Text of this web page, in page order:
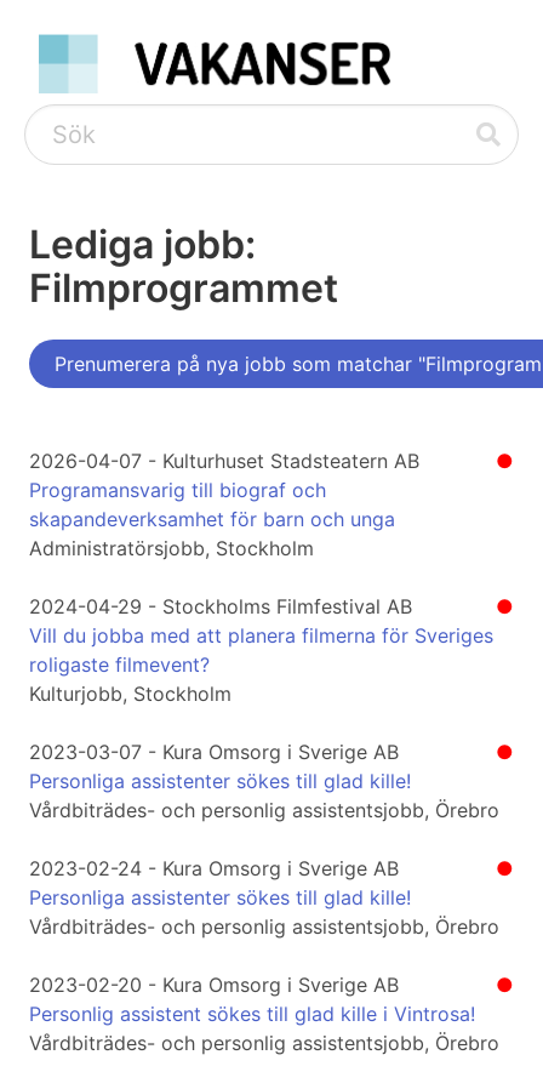
Lediga jobb:
Filmprogrammet
Prenumerera på nya jobb som matchar
●
2026-04-07 - Kulturhuset Stadsteatern AB
Programansvarig till biograf och
skapandeverksamhet för barn och unga
Administratörsjobb, Stockholm
●
2024-04-29 - Stockholms Filmfestival AB
Vill du jobba med att planera filmerna för Sveriges
roligaste filmevent?
Kulturjobb, Stockholm
●
2023-03-07 - Kura Omsorg i Sverige AB
Personliga assistenter sökes till glad kille!
Vårdbiträdes- och personlig assistentsjobb, Örebro
●
2023-02-24 - Kura Omsorg i Sverige AB
Personliga assistenter sökes till glad kille!
Vårdbiträdes- och personlig assistentsjobb, Örebro
●
2023-02-20 - Kura Omsorg i Sverige AB
Personlig assistent sökes till glad kille i Vintrosa!
Vårdbiträdes- och personlig assistentsjobb, Örebro